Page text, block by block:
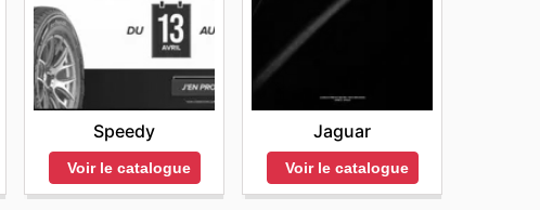
Speedy
Voir le catalogue
Jaguar
Voir le catalogue